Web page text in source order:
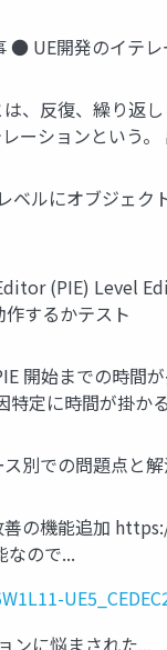
UE開発のイテ
、反復、繰り返
ーションという
ルにオブジェ
(PIE) Level
するかテスト
開始までの時
定に時間が掛か
別での問題点
善の機能追加
なので...